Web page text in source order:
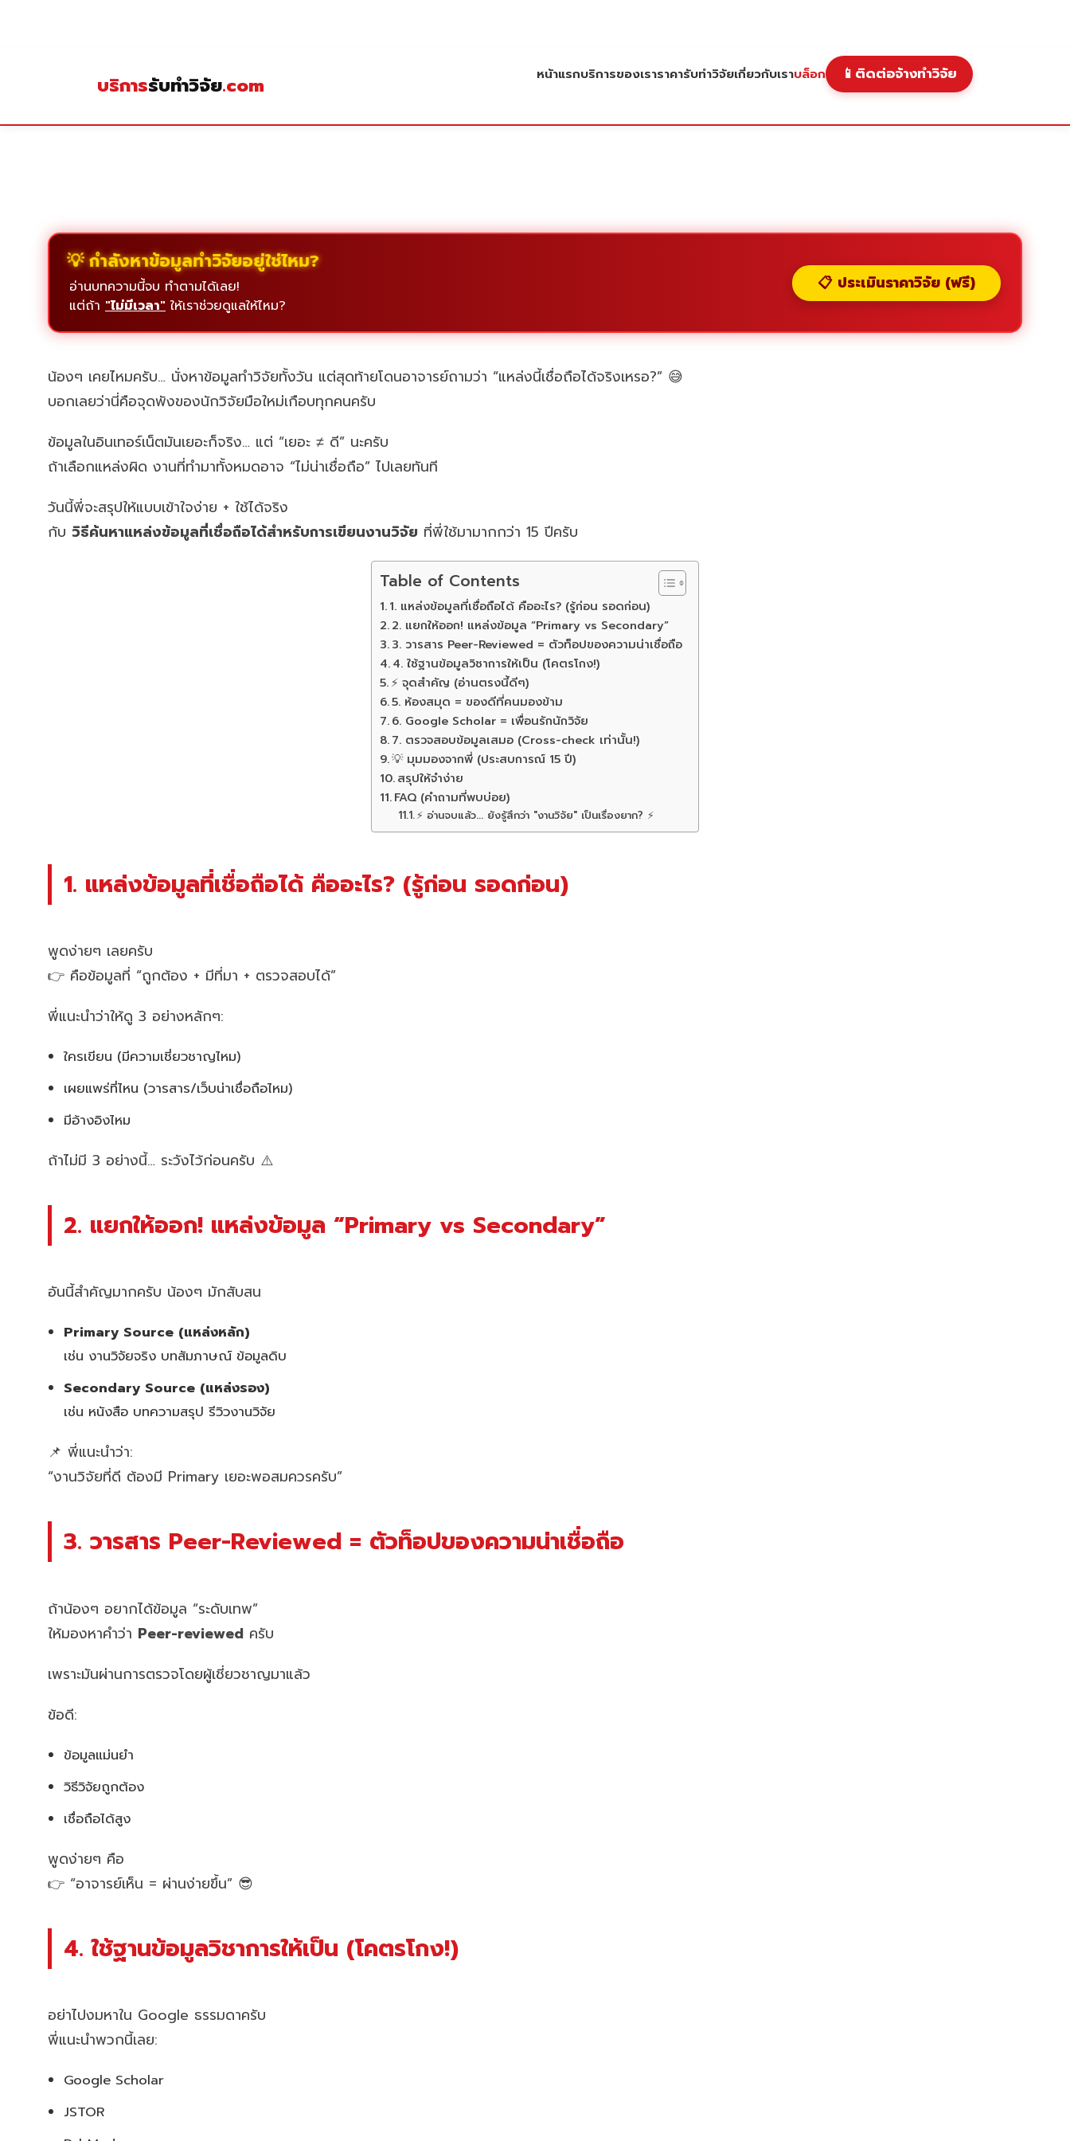
บริการรับทำวิจัย.com หน้าแรกบริการของเราราคารับทำวิจัยเกี่ยวกับเราบล็อก 📱 ติดต่อจ้างทำวิจัย
💡 กำลังหาข้อมูลทำวิจัยอยู่ใช่ไหม?
อ่านบทความนี้จบ ทำตามได้เลย!
แต่ถ้า "ไม่มีเวลา" ให้เราช่วยดูแลให้ไหม?
📋 ประเมินราคาวิจัย (ฟรี)
น้องๆ เคยไหมครับ… นั่งหาข้อมูลทำวิจัยทั้งวัน แต่สุดท้ายโดนอาจารย์ถามว่า “แหล่งนี้เชื่อถือได้จริงเหรอ?” 😅
บอกเลยว่านี่คือจุดพังของนักวิจัยมือใหม่เกือบทุกคนครับ
ข้อมูลในอินเทอร์เน็ตมันเยอะก็จริง… แต่ “เยอะ ≠ ดี” นะครับ
ถ้าเลือกแหล่งผิด งานที่ทำมาทั้งหมดอาจ “ไม่น่าเชื่อถือ” ไปเลยทันที
วันนี้พี่จะสรุปให้แบบเข้าใจง่าย + ใช้ได้จริง
กับ วิธีค้นหาแหล่งข้อมูลที่เชื่อถือได้สำหรับการเขียนงานวิจัย ที่พี่ใช้มามากกว่า 15 ปีครับ
Table of Contents
1. แหล่งข้อมูลที่เชื่อถือได้ คืออะไร? (รู้ก่อน รอดก่อน)
2. แยกให้ออก! แหล่งข้อมูล “Primary vs Secondary”
3. วารสาร Peer-Reviewed = ตัวท็อปของความน่าเชื่อถือ
4. ใช้ฐานข้อมูลวิชาการให้เป็น (โคตรโกง!)
⚡ จุดสำคัญ (อ่านตรงนี้ดีๆ)
5. ห้องสมุด = ของดีที่คนมองข้าม
6. Google Scholar = เพื่อนรักนักวิจัย
7. ตรวจสอบข้อมูลเสมอ (Cross-check เท่านั้น!)
💡 มุมมองจากพี่ (ประสบการณ์ 15 ปี)
สรุปให้จำง่าย
FAQ (คำถามที่พบบ่อย)
⚡ อ่านจบแล้ว... ยังรู้สึกว่า "งานวิจัย" เป็นเรื่องยาก? ⚡
1. แหล่งข้อมูลที่เชื่อถือได้ คืออะไร? (รู้ก่อน รอดก่อน)
พูดง่ายๆ เลยครับ
👉 คือข้อมูลที่ “ถูกต้อง + มีที่มา + ตรวจสอบได้”
พี่แนะนำว่าให้ดู 3 อย่างหลักๆ:
ใครเขียน (มีความเชี่ยวชาญไหม)
เผยแพร่ที่ไหน (วารสาร/เว็บน่าเชื่อถือไหม)
มีอ้างอิงไหม
ถ้าไม่มี 3 อย่างนี้… ระวังไว้ก่อนครับ ⚠️
2. แยกให้ออก! แหล่งข้อมูล “Primary vs Secondary”
อันนี้สำคัญมากครับ น้องๆ มักสับสน
Primary Source (แหล่งหลัก)
เช่น งานวิจัยจริง บทสัมภาษณ์ ข้อมูลดิบ
Secondary Source (แหล่งรอง)
เช่น หนังสือ บทความสรุป รีวิวงานวิจัย
📌 พี่แนะนำว่า:
“งานวิจัยที่ดี ต้องมี Primary เยอะพอสมควรครับ”
3. วารสาร Peer-Reviewed = ตัวท็อปของความน่าเชื่อถือ
ถ้าน้องๆ อยากได้ข้อมูล “ระดับเทพ”
ให้มองหาคำว่า Peer-reviewed ครับ
เพราะมันผ่านการตรวจโดยผู้เชี่ยวชาญมาแล้ว
ข้อดี:
ข้อมูลแม่นยำ
วิธีวิจัยถูกต้อง
เชื่อถือได้สูง
พูดง่ายๆ คือ
👉 “อาจารย์เห็น = ผ่านง่ายขึ้น” 😎
4. ใช้ฐานข้อมูลวิชาการให้เป็น (โคตรโกง!)
อย่าไปงมหาใน Google ธรรมดาครับ
พี่แนะนำพวกนี้เลย:
Google Scholar
JSTOR